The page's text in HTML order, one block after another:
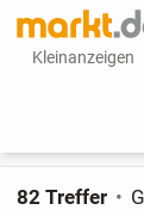
Kleinanzeigen
82 Treffer